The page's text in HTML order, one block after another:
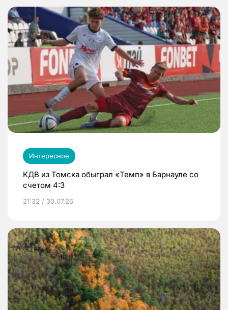
Интересное
КДВ из Томска обыграл «Темп» в Барнауле со
счетом 4:3
21:32 / 30.07.26